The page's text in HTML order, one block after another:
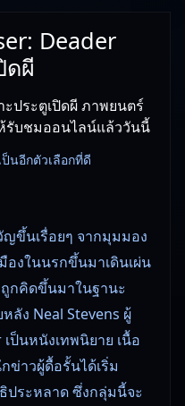
Deader
ดผี
ะประตูเปิดผี ภาพยนตร์
รับชมออนไลน์แล้ววันนี้
นอีกตัวเลือกที่ดี
ขึ้นเรื่อยๆ จากมุมมอง
องในนรกขึ้นมาเดินเผ่น
กคิดขึ้นมาในฐานะ
ง Neal Stevens ผู้
ป็นหนังเทพนิยาย เนื้อ
ข่าวผู้ดื้อรั้นได้เริ่ม
ประหลาด ซึ่งกลุ่มนี้จะ